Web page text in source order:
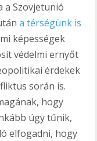
a Szovjetunió
a térségünk is
képességek
védelmi ernyőt
érdekek
során is.
hogy
úgy tűnik,
elfogadni, hogy